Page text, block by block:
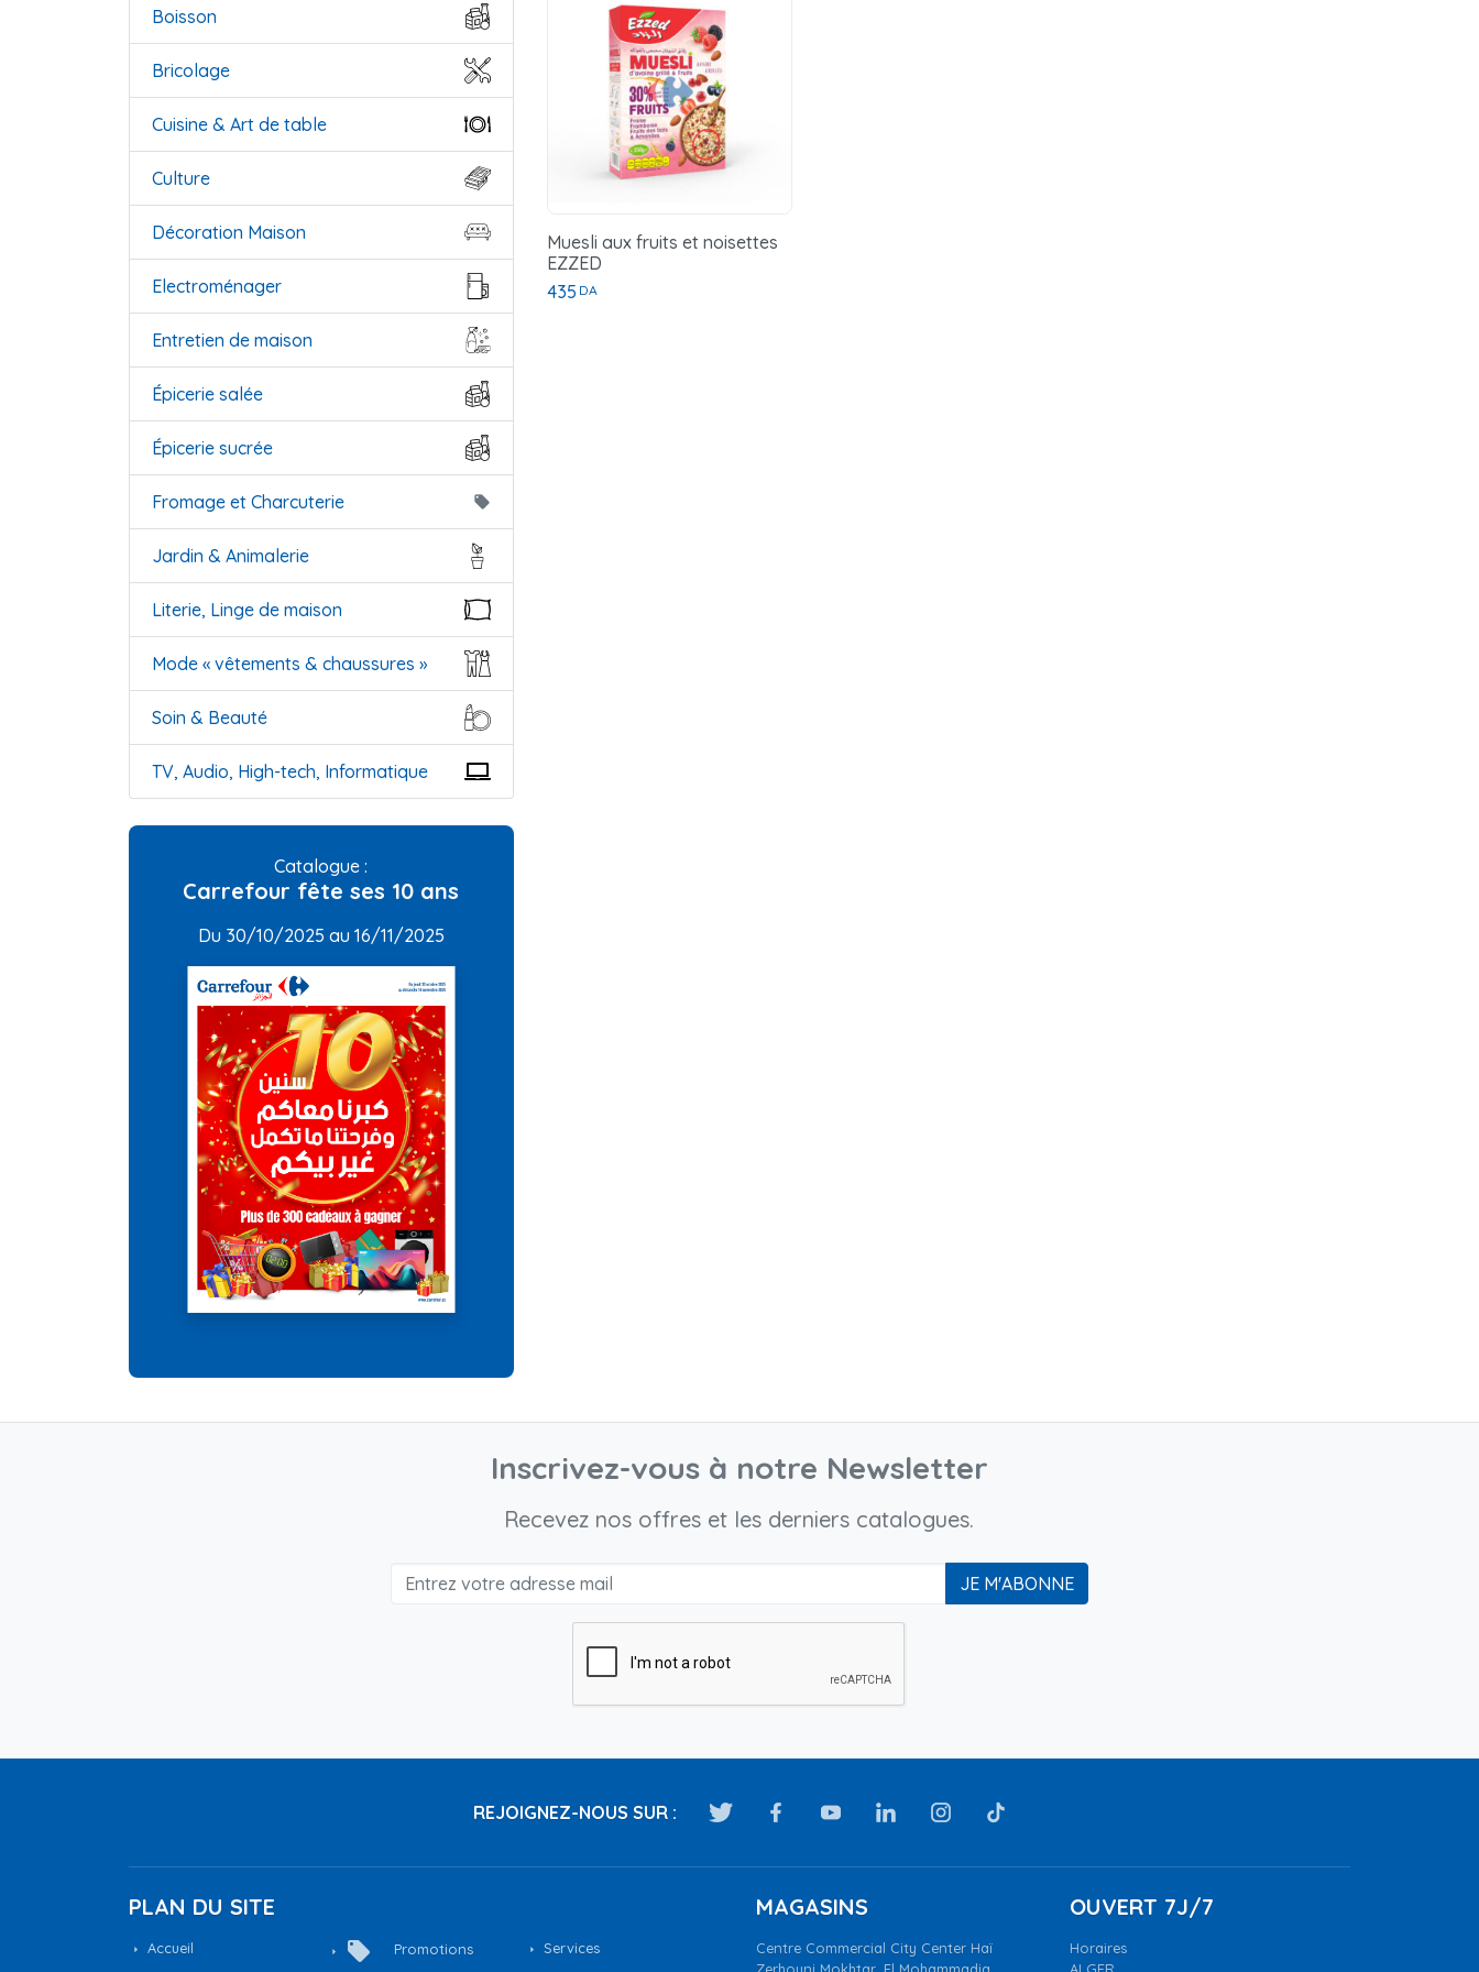
Boisson
Bricolage
Cuisine & Art de table
Culture
Décoration Maison
Electroménager
Entretien de maison
Épicerie salée
Épicerie sucrée
Fromage et Charcuterie local_offer
Jardin & Animalerie
Literie, Linge de maison
Mode « vêtements & chaussures »
Soin & Beauté
TV, Audio, High-tech, Informatique
Catalogue :
Carrefour fête ses 10 ans
Du 30/10/2025 au 16/11/2025
Muesli aux fruits et noisettes
EZZED
435 DA
Inscrivez-vous à notre Newsletter
Recevez nos offres et les derniers catalogues.
JE M'ABONNE
REJOIGNEZ-NOUS SUR :
PLAN DU SITE
Accueil local_offer Promotions
Services
MAGASINS
Centre Commercial City Center Haï
OUVERT 7J/7
Horaires